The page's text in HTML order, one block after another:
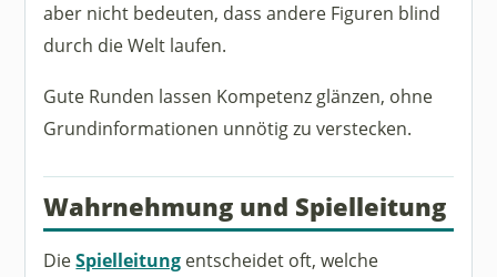
aber nicht bedeuten, dass andere Figuren blind
durch die Welt laufen.
Gute Runden lassen Kompetenz glänzen, ohne
Grundinformationen unnötig zu verstecken.
Wahrnehmung und Spielleitung
DieSpielleitung entscheidet oft, welche